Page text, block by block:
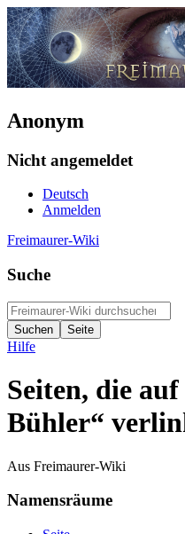
Anonym
Nicht angemeldet
Deutsch
Anmelden
Freimaurer-Wiki
Suche
Hilfe
Seiten, die
Bühler“
Aus Freimaurer-Wiki
Namensräume